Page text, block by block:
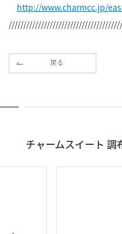
http://www.charmcc.jp/
戻る
チャームスイート